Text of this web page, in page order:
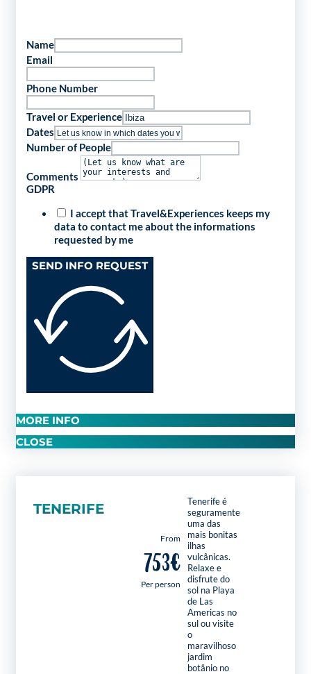
MORE INFO
CLOSE
Name
Email
Phone Number
Travel or Experience
Dates
Number of People
Comments
GDPR
I accept that Travel&Experiences keeps my
data to contact me about the informations
requested by me
SEND INFO REQUEST
TENERIFE
From
753€
Per person
Tenerife é
seguramente
uma das
mais bonitas
ilhas
vulcânicas.
Relaxe e
disfrute do
sol na Playa
de Las
Americas no
sul ou visite
o
maravilhoso
jardim
botânio no